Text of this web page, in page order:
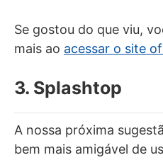
Se gostou do que viu,
mais ao acessar o site
3. Splashtop
A nossa próxima
bem mais amigável de